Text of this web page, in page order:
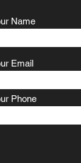
Name
Email
Phone